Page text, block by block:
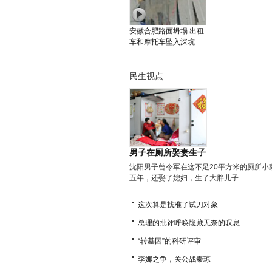
安徽合肥路面坍塌 出租
车和摩托车坠入深坑
民生视点
男子在厕所娶妻生子
沈阳男子曾令军在这不足20平方米的厕所小
五年，还娶了媳妇，生了大胖儿子……
这次算是找准了试刀对象
总理的批评呼唤隐藏无奈的叹息
“转基因”的科研评审
李娜之争，关公战秦琼